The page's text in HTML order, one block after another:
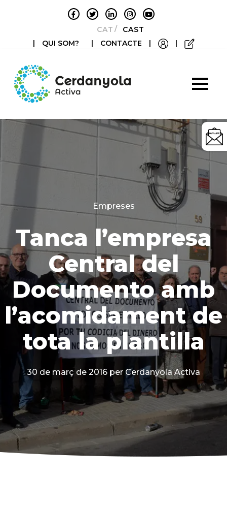
CATALÀCASTELLANO
|
QUI SOM? | CONTACTE | |
Categories
Empreses
Tanca l’empresa
Central del
Documento amb
l’acomidament de
tota la plantilla
30 de març de 2016 per Cerdanyola Activa